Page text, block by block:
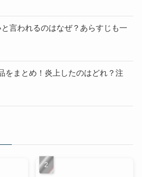
言われるのはなぜ？あらすじも一
をまとめ！炎上したのはどれ？注